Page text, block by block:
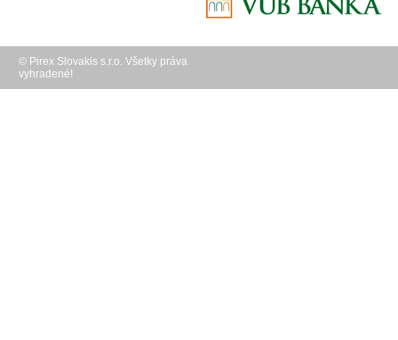
© Pirex Slovakis s.r.o. Všetky práva
vyhradené!